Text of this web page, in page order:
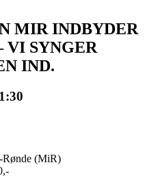
MIR INDBYDER
SYNGER
IND.
Rønde (MiR)